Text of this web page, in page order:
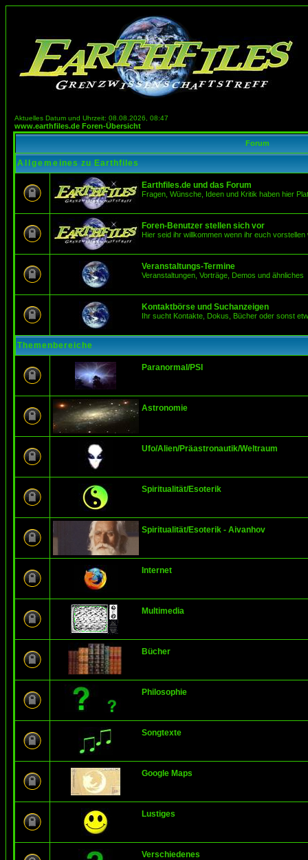
Aktuelles Datum und Uhrzeit: 08.08.2026, 08:47
www.earthfiles.de Foren-Übersicht
Forum
Allgemeines zu Earthfiles
Earthfiles.de und das Forum
Fragen, Wünsche, Ideen und Kritik haben hier
Foren-Benutzer stellen sich vor
Hier seid ihr willkommen wenn ihr euch vorstellen
Veranstaltungs-Termine
Veranstaltungen, Vorträge, Demos und ähnliches
Kontaktbörse und Suchanzeigen
Ihr sucht Kontakte, Dokus, Bücher oder sonst
Themenbereiche
Paranormal/PSI
Astronomie
Ufo/Alien/Präastronautik/Weltraum
Spiritualität/Esoterik
Spiritualität/Esoterik - Aivanhov
Internet
Multimedia
Bücher
Philosophie
Songtexte
Google Maps
Lustiges
Verschiedenes